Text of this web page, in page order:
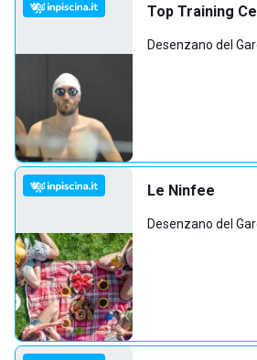
Top Training
Desenzano del
Le Ninfee
Desenzano del